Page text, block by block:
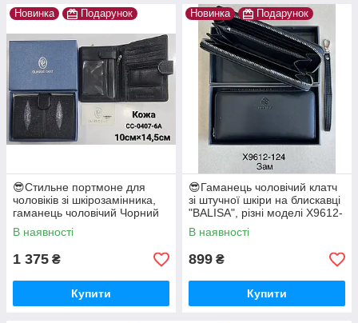
Новинка Подарунок
😎Стильне портмоне для
чоловіків зі шкірозамінника,
гаманець чоловічий Чорний
CC-0407-6A
В наявності
1 375 ₴
Купити
Новинка Подарунок
😎Гаманець чоловічий клатч
зі штучної шкіри на блискавці
"BALISA", різні моделі X9612-
124
В наявності
899 ₴
Купити